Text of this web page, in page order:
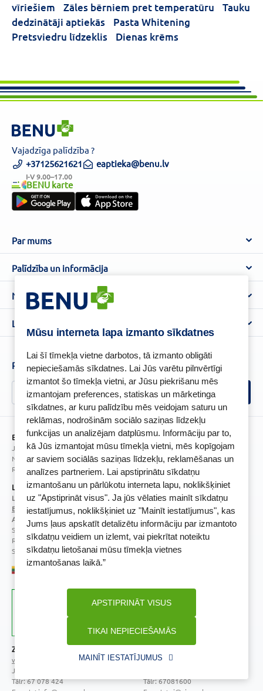
Mūsu interneta lapa izmanto sīkdatnes
Lai šī tīmekļa vietne darbotos, tā izmanto obligāti
nepieciešamās sīkdatnes. Lai Jūs varētu pilnvērtīgi
izmantot šo tīmekļa vietni, ar Jūsu piekrišanu mēs
izmantojam preferences, statiskas un mārketinga
sīkdatnes, ar kuru palīdzību mēs veidojam saturu un
reklāmas, nodrošinām sociālo saziņas līdzekļu
funkcijas un analizējam datplūsmu. Informāciju par to,
kā Jūs izmantojat mūsu tīmekļa vietni, mēs kopīgojam
ar saviem sociālās saziņas līdzekļu, reklamēšanas un
analīzes partneriem. Lai apstiprinātu sīkdatņu
izmantošanu un pārlūkotu interneta lapu, noklikšķiniet
uz "Apstiprināt visus". Ja jūs vēlaties mainīt sīkdatņu
iestatījumus, noklikšķiniet uz "Mainīt iestatījumus", kas
Jums ļaus apskatīt detalizētu informāciju par izmantoto
sīkdatņu veidiem un izlemt, vai piekrītat noteiktu
sīkdatņu lietošanai mūsu tīmekļa vietnes
izmantošanas laikā.”
TIKAI NEPIECIEŠAMĀS
APSTIPRINĀT VISUS
MAINĪT IESTATĪJUMUS
vīriešiem
Zāles bērniem pret temperatūru
Tauku
dedzinātāji aptiekās
Pasta Whitening
Pretsviedru līdzeklis
Dienas krēms
Vajadzīga palīdzība ?
+37125621621
I-V 9.00–17.00
eaptieka@benu.lv
BENU karte
Par mums
Par BENU
Benu Blogs
Aptiekas
Palīdzība un informācija
BENU Aptieka kontakti
Piegāde
Biežāk uzdotie jautājumi
Noteikumi
Lietošanas noteikumi
Atteikuma tiesību veidlapa
Privātuma politika
Sīkfailu politika
Videonovērošanas politika
Lojalitātes programma
Senioru priekšrocības
Īpašās priekšrocības
BENU lietotne
BENU lojalitātes programmas noteikumi
Piesakies un esi pirmais, kas uzzina BENU jaunumus!
BENU Aptieka Latvija, SIA
Juridiskā adrese / Faktiskā adrese:
Noliktavu iela 5, Dreiliņi, Stopiņu novads, LV-2130
Reģistrācijas Nr.: 40003252167
Licence
Licences numurs:A00010
E-aptiekas kontakti
Aptiekas vadītāja:
Sertificēta farmaceite: Jeļena Gončarova
Reģistrācijas Nr.: F-0834
Sertifikāta Nr.: 092.2020
Zāļu valsts aģentūra
www.zva.gov.lv
Jersikas iela 15, Rīga
Tālr: 67 078 424
E-pasts: info@zva.gov.lv
www.vi.gov.lv
Tālr: 67081600
E-pasts: vi@vi.gov.lv